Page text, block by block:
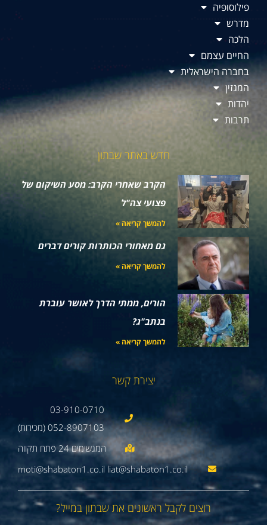
פילוסופיה
מדרש
הלכה
החיים עצמם
בחברה הישראלית
המגזין
יהדות
תרבות
חדש באתר שבתון
הקרב שאחרי הקרב: מסע השיקום של
פצועי צה"ל
להמשך קריאה »
גם מאחורי הכותרות קורים דברים
להמשך קריאה »
הורים, ממתי הדרך לאושר עוברת
בנתב"ג?
להמשך קריאה »
יצירת קשר
03-910-0710
052-8907103 (מכירות)
moti@shabaton1.co.il liat@shabaton1.co.il
רוצים לקבל ראשונים את שבתון במייל?